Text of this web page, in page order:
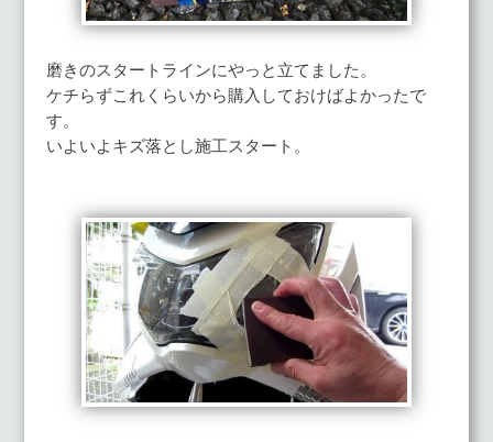
磨きのスタートラインにやっと立てました。
ケチらずこれくらいから購入しておけばよかったで
す。
いよいよキズ落とし施工スタート。